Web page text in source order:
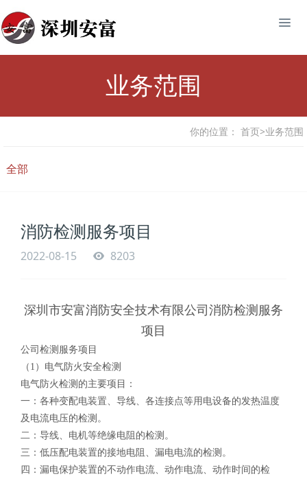
业务范围
你的位置： 首页>业务范围
全部
消防检测服务项目
2022-08-15 8203
深圳市安富消防安全技术有限公司消防检测服务
项目
公司检测服务项目
（ 1 ）电气防火安全检测
电气防火检测的主要项目：
一：各种变配电装置、导线、各连接点等用电设备的发热温度
及电流电压的检测。
二：导线、电机等绝缘电阻的检测。
三：低压配电装置的接地电阻、漏电电流的检测。
四：漏电保护装置的不动作电流、动作电流、动作时间的检